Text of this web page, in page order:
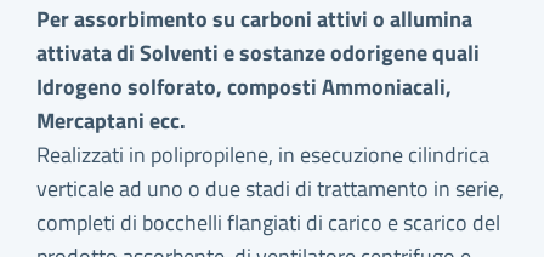
Per assorbimento su carboni attivi o allumina
attivata di Solventi e sostanze odorigene quali
Idrogeno solforato, composti Ammoniacali,
Mercaptani ecc.
Realizzati in polipropilene, in esecuzione cilindrica
verticale ad uno o due stadi di trattamento in serie,
completi di bocchelli flangiati di carico e scarico del